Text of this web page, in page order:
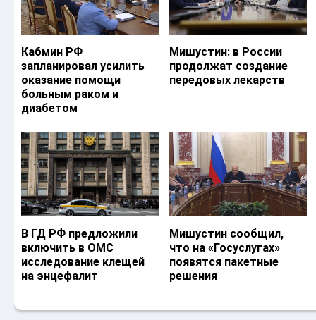
Кабмин РФ
запланировал усилить
оказание помощи
больным раком и
диабетом
Мишустин: в России
продолжат создание
передовых лекарств
В ГД РФ предложили
включить в ОМС
исследование клещей
на энцефалит
Мишустин сообщил,
что на «Госуслугах»
появятся пакетные
решения